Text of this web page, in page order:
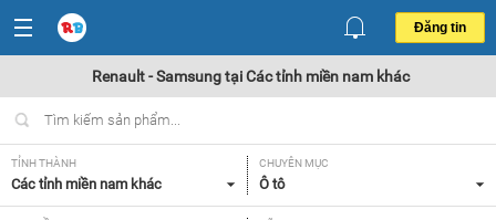
Đăng tin
Renault - Samsung tại Các tỉnh miền nam khác
TỈNH THÀNH
Các tỉnh miền nam khác
CHUYÊN MỤC
Ô tô